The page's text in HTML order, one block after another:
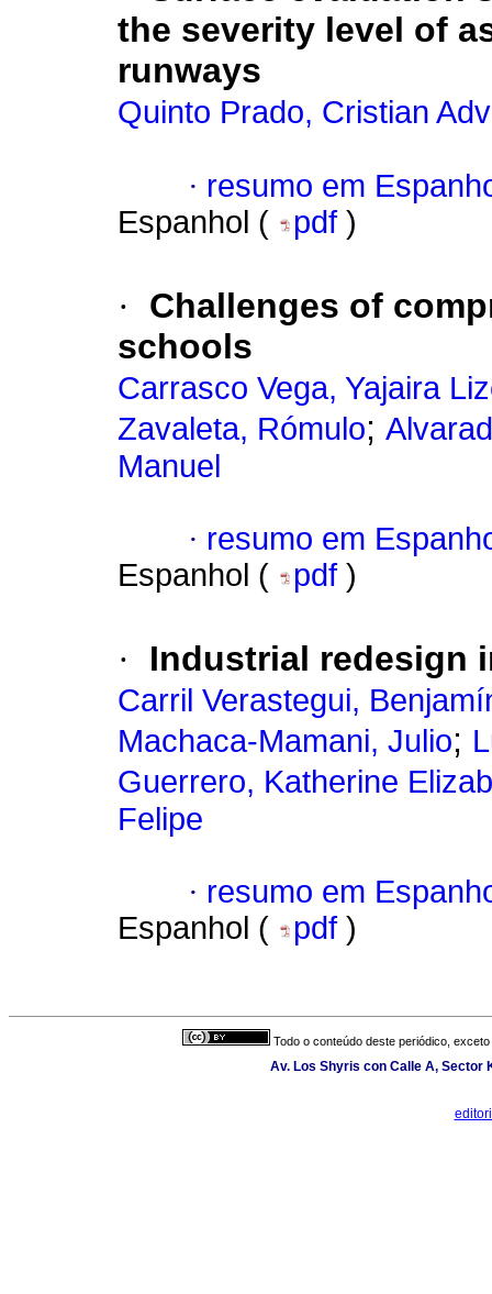
the severity level of
runways
Quinto Prado, Cristian
· resumo em
Espanhol (
pdf )
·
Challenges of
schools
Carrasco Vega, Yajaira
Zavaleta, Rómulo;
Manuel
· resumo em
Espanhol (
pdf )
· Industrial redesign
Carril Verastegui,
Machaca-Mamani, Julio;
Guerrero, Katherine
Felipe
· resumo em
Espanhol (
pdf )
Todo o conteúdo deste periódico,
Av. Los Shyris con Calle A, Sector